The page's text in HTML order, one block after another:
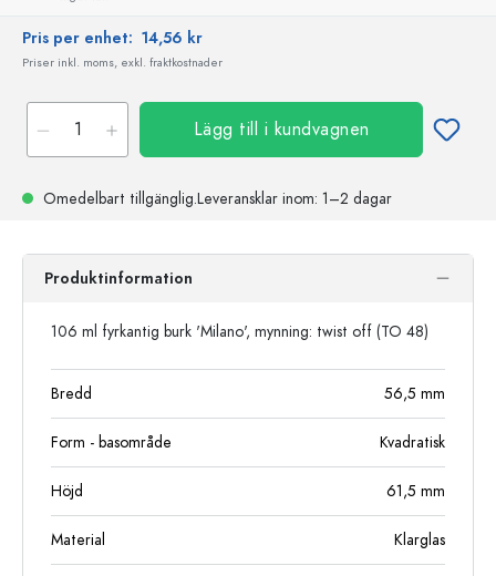
Pris per enhet: 14,56 kr
Priser inkl. moms, exkl. fraktkostnader
Lägg till i kundvagnen
Omedelbart tillgänglig.Leveransklar inom: 1–2 dagar
Produktinformation
106 ml fyrkantig burk 'Milano', mynning: twist off (TO 48)
Bredd 56,5 mm
Form - basområde Kvadratisk
Höjd 61,5 mm
Material Klarglas